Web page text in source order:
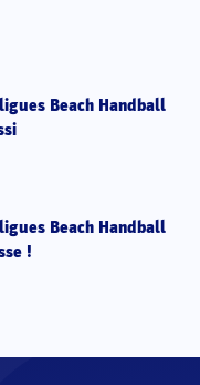
Beach Handball
Beach Handball
!